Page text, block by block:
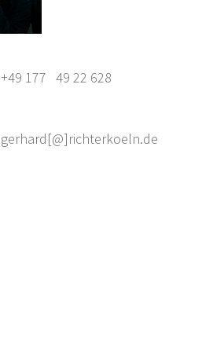
+49 177 49 22 628
gerhard[@]richterkoeln.de